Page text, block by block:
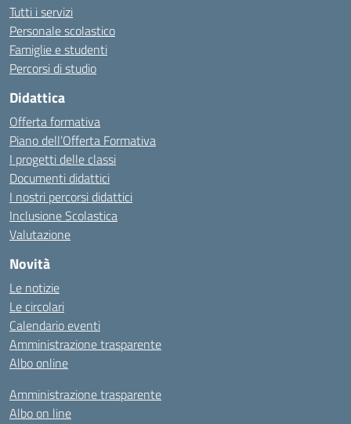
Tutti i servizi
Personale scolastico
Famiglie e studenti
Percorsi di studio
Didattica
Offerta formativa
Piano dell’Offerta Formativa
I progetti delle classi
Documenti didattici
I nostri percorsi didattici
Inclusione Scolastica
Valutazione
Novità
Le notizie
Le circolari
Calendario eventi
Amministrazione trasparente
Albo online
Amministrazione trasparente
Albo on line